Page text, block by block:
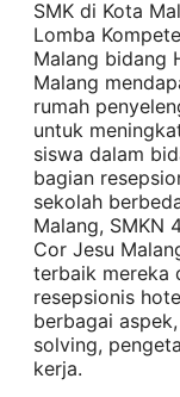
SMK di Kota
Lomba
Malang bidang
Malang
rumah
untuk
siswa dalam
bagian
sekolah
Malang, SMKN
Cor Jesu
terbaik mereka
resepsionis
berbagai
solving,
kerja.